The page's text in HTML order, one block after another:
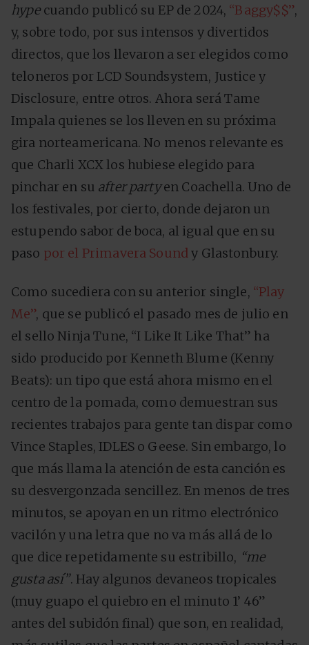
hypecuando publicó su EP de 2024, “Baggy$$”,
y, sobre todo, por sus intensos y divertidos
directos, que los llevaron a ser elegidos como
teloneros por LCD Soundsystem, Justice y
Disclosure, entre otros. Ahora será Tame
Impala quienes se los lleven en su próxima
gira norteamericana. No menos relevante es
que Charli XCX los hubiese elegido para
pinchar en su after partyen Coachella. Uno de
los festivales, por cierto, donde dejaron un
estupendo sabor de boca, al igual que en su
paso por el Primavera Soundy Glastonbury.
Como sucediera con su anterior single, “Play
Me”, que se publicó el pasado mes de julio en
el sello Ninja Tune, “I Like It Like That” ha
sido producido por Kenneth Blume (Kenny
Beats): un tipo que está ahora mismo en el
centro de la pomada, como demuestran sus
recientes trabajos para gente tan dispar como
Vince Staples, IDLES o Geese. Sin embargo, lo
que más llama la atención de esta canción es
su desvergonzada sencillez. En menos de tres
minutos, se apoyan en un ritmo electrónico
vacilón y una letra que no va más allá de lo
que dice repetidamente su estribillo, “me
gusta así”. Hay algunos devaneos tropicales
(muy guapo el quiebro en el minuto 1’ 46”
antes del subidón final) que son, en realidad,